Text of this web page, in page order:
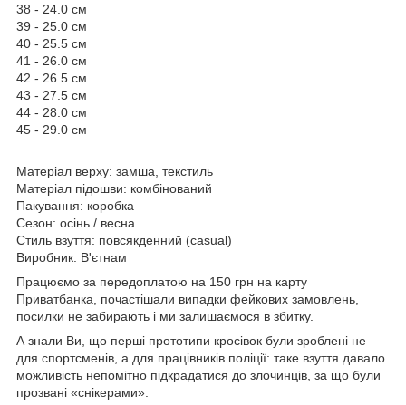
38 - 24.0 см
39 - 25.0 см
40 - 25.5 см
41 - 26.0 см
42 - 26.5 см
43 - 27.5 см
44 - 28.0 см
45 - 29.0 см
Матеріал верху: замша, текстиль
Матеріал підошви: комбінований
Пакування: коробка
Сезон: осінь / весна
Стиль взуття: повсякденний (casual)
Виробник: В'єтнам
Працюємо за передоплатою на 150 грн на карту
Приватбанка, почастішали випадки фейкових замовлень,
посилки не забирають і ми залишаємося в збитку.
А знали Ви, що перші прототипи кросівок були зроблені не
для спортсменів, а для працівників поліції: таке взуття давало
можливість непомітно підкрадатися до злочинців, за що були
прозвані «снікерами».